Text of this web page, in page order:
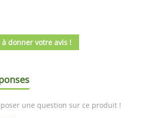
donner votre avis !
une question sur ce produit !